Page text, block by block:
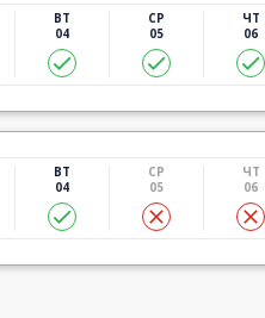
ВТ
04
СР
05
ЧТ
06
ВТ
04
СР
05
ЧТ
06